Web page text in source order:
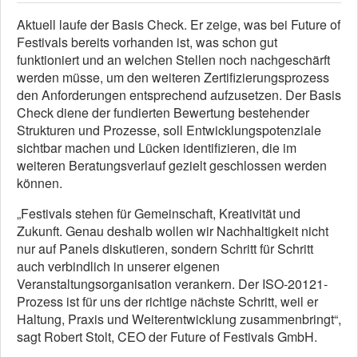
Aktuell laufe der Basis Check. Er zeige, was bei Future of
Festivals bereits vorhanden ist, was schon gut
funktioniert und an welchen Stellen noch nachgeschärft
werden müsse, um den weiteren Zertifizierungsprozess
den Anforderungen entsprechend aufzusetzen. Der Basis
Check diene der fundierten Bewertung bestehender
Strukturen und Prozesse, soll Entwicklungspotenziale
sichtbar machen und Lücken identifizieren, die im
weiteren Beratungsverlauf gezielt geschlossen werden
können.
„Festivals stehen für Gemeinschaft, Kreativität und
Zukunft. Genau deshalb wollen wir Nachhaltigkeit nicht
nur auf Panels diskutieren, sondern Schritt für Schritt
auch verbindlich in unserer eigenen
Veranstaltungsorganisation verankern. Der ISO-20121-
Prozess ist für uns der richtige nächste Schritt, weil er
Haltung, Praxis und Weiterentwicklung zusammenbringt“,
sagt Robert Stolt, CEO der Future of Festivals GmbH.